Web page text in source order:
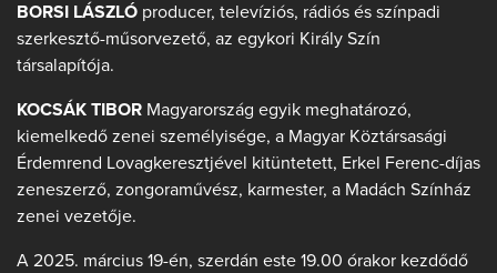
BORSI LÁSZLÓ producer, televíziós, rádiós és színpadi
szerkesztő-műsorvezető, az egykori Király Szín
társalapítója.
KOCSÁK TIBOR Magyarország egyik meghatározó,
kiemelkedő zenei személyisége, a Magyar Köztársasági
Érdemrend Lovagkeresztjével kitüntetett, Erkel Ferenc-díjas
zeneszerző, zongoraművész, karmester, a Madách Színház
zenei vezetője.
A 2025. március 19-én, szerdán este 19.00 órakor kezdődő